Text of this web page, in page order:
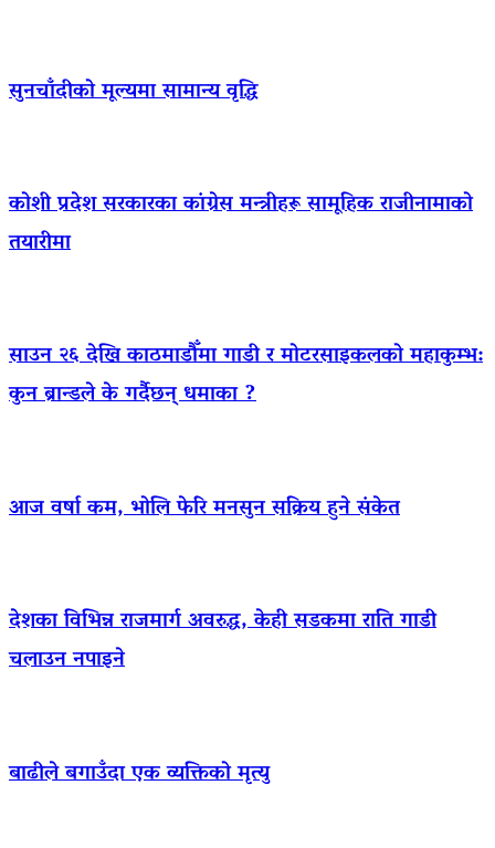
सुनचाँदीको मूल्यमा सामान्य वृद्धि
कोशी प्रदेश सरकारका कांग्रेस मन्त्रीहरू सामूहिक राजीनामाको
तयारीमा
साउन २६ देखि काठमाडौँमा गाडी र मोटरसाइकलको महाकुम्भ:
कुन ब्रान्डले के गर्दैछन् धमाका ?
आज वर्षा कम, भोलि फेरि मनसुन सक्रिय हुने संकेत
देशका विभिन्न राजमार्ग अवरुद्ध, केही सडकमा राति गाडी
चलाउन नपाइने
बाढीले बगाउँदा एक व्यक्तिको मृत्यु